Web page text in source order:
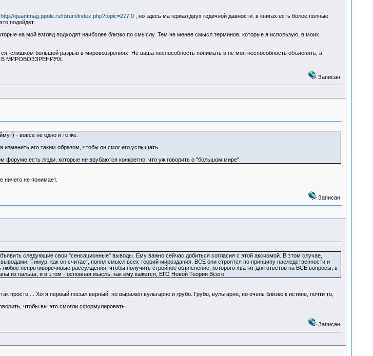
http://quantmag.ppole.ru/forum/index.php?topic=277.0, но здесь материал двух годичной давности, в книгах есть более полные
подойдет.
на мой взгляд подходят наиболее близко по смыслу. Тем не менее смысл терминов, которые я использую, в моих
слишком большой разрыв в мировоззрениях. Не ваша неспособность понимать и не моя неспособность объяснять, а
МИРОВОЗЗРЕНИЯХ.
Записан
- вовсе не одно и то же.
его таким образом, чтобы он смог его услышать.
форуме есть люди, которые не врубаются конкретно, что уж говорить о "большом мире".
ничего не понимает.
Записан
следующие свои "сенсационные" выводы. Ему важно сейчас добиться согласия с этой аксиомой. В этом случае,
Тимур, как он считает, понял смысл всех теорий мироздания. ВСЕ они строятся по принципу наследственности и
непротиворечивые рассуждения, чтобы получить стройное объяснение, которого хватит для ответов на ВСЕ вопросы, в
из пальца, и в этом - основная мысль, как ему кажется, ЕГО Новой Теории Всего.
просто.... Хотя первый посыл верный, но выражен вульгарно и грубо. Грубо, вульгарно, но очень близко к истине, почти то,
чтобы вы это смогли сформулировать...
Записан